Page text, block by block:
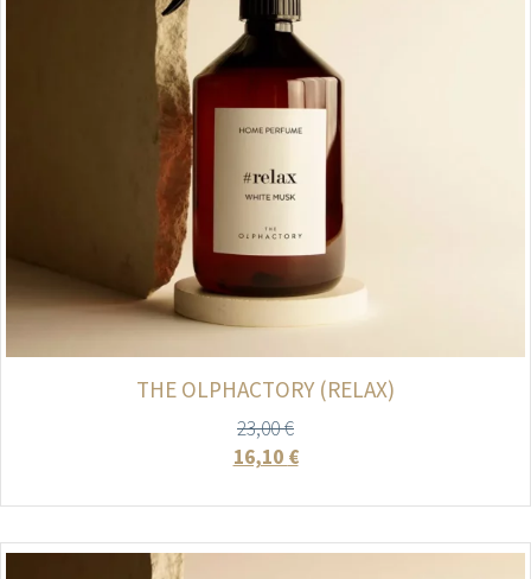
THE OLPHACTORY (RELAX)
23,00€
16,10 €